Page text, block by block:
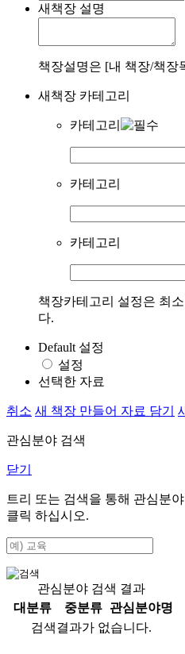
새책장 설명
책장설명은 [내 책장/책장
새책장 카테고리
카테고리
카테고리
카테고리
책장카테고리 설정은 최
다.
Default 설정
설정
선택한 자료
취소 새 책장 만들어 자료 담기
관심분야 검색
닫기
트리 또는 검색을 통해 관심분
클릭 하십시오.
관심분야 검색 결과
대분류
중분류
관심분야명
검색결과가 없습니다.